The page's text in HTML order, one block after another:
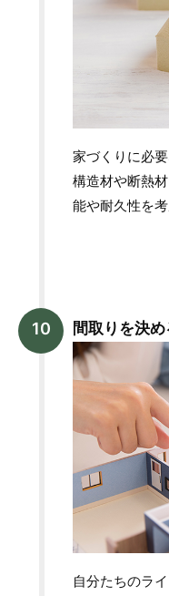
家づくりに必
構造材や断熱
能や耐久性を考
間取りを決め
自分たちのラ